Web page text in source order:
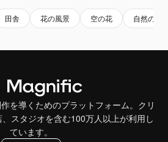
田舎 花の風景 空の花 自然の美
を導くためのプラットフォーム。クリ
スタジオを含む100万人以上が利用し
ています。